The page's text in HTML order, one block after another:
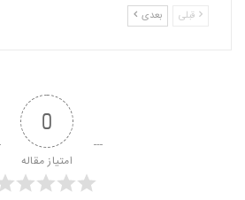
قبلی بعدی
0
امتیاز مقاله